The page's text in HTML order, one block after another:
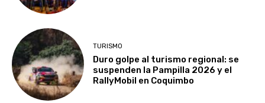
TURISMO
Duro golpe al turismo regional: se
suspenden la Pampilla 2026 y el
RallyMobil en Coquimbo